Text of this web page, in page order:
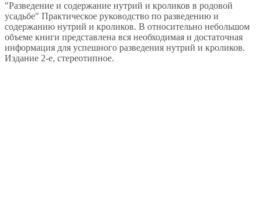
"Разведение и содержание нутрий и кроликов в родовой
усадьбе" Практическое руководство по разведению и
содержанию нутрий и кроликов. В относительно небольшом
объеме книги представлена вся необходимая и достаточная
информация для успешного разведения нутрий и кроликов.
Издание 2-е, стереотипное.